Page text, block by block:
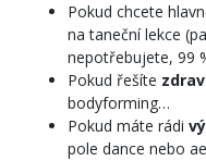
Pokud chcete
na taneční lekce
nepotřebujete, 99
Pokud řešíte
bodyforming…
Pokud máte rádi
pole dance nebo